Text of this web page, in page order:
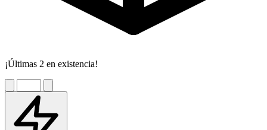
¡Últimas 2 en existencia!